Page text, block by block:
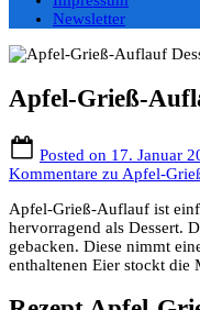
Newsletter
Apfel-Grieß-
Posted on 17. Januar
Kommentare zu Apfel-
Apfel-Grieß-Auflauf ist
hervorragend als Dessert.
gebacken. Diese nimmt
enthaltenen Eier stockt die